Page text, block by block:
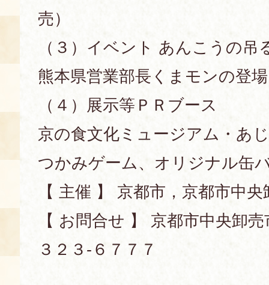
売）
（３）イベント あんこうの吊
熊本県営業部長くまモンの登場
（４）展示等ＰＲブース
京の食文化ミュージアム・あ
つかみゲーム、オリジナル缶
【 主催 】 京都市，京都市中
【 お問合せ 】 京都市中央卸
３２３‐６７７７